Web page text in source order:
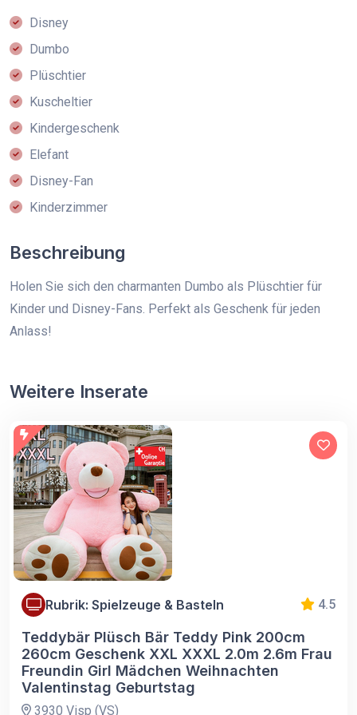
Disney
Dumbo
Plüschtier
Kuscheltier
Kindergeschenk
Elefant
Disney-Fan
Kinderzimmer
Beschreibung
Holen Sie sich den charmanten Dumbo als Plüschtier für
Kinder und Disney-Fans. Perfekt als Geschenk für jeden
Anlass!
Weitere Inserate
Rubrik: Spielzeuge & Basteln 4.5
Teddybär Plüsch Bär Teddy Pink 200cm
260cm Geschenk XXL XXXL 2.0m 2.6m Frau
Freundin Girl Mädchen Weihnachten
Valentinstag Geburtstag
3930 Visp (VS)